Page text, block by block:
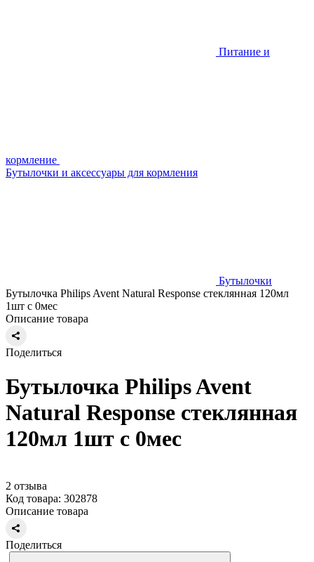
Питание и
кормление
Бутылочки и аксессуары для кормления
Бутылочки
Бутылочка Philips Avent Natural Response стеклянная 120мл
1шт с 0мес
Описание товара
Поделиться
Бутылочка Philips Avent
Natural Response стеклянная
120мл 1шт с 0мес
2 отзыва
Код товара: 302878
Описание товара
Поделиться